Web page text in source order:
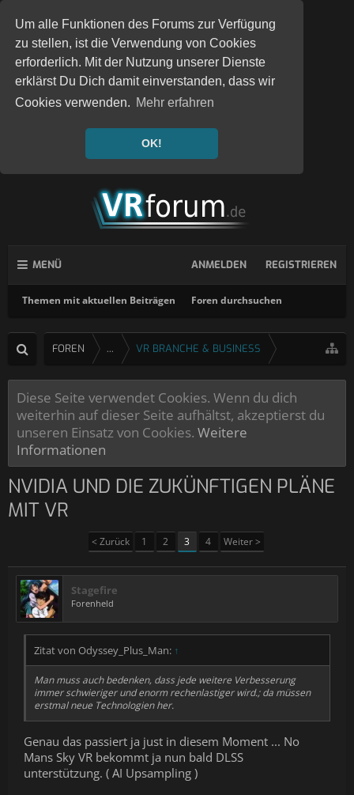
Um alle Funktionen des Forums zur Verfügung
zu stellen, ist die Verwendung von Cookies
erforderlich. Mit der Nutzung unserer Dienste
erklärst Du Dich damit einverstanden, dass wir
Cookies verwenden. Mehr erfahren
OK!
MENÜ
Themen mit aktuellen Beiträgen Foren durchsuchen
ANMELDEN REGISTRIEREN
FOREN ... VR BRANCHE & BUSINESS
Diese Seite verwendet Cookies. Wenn du dich
weiterhin auf dieser Seite aufhältst, akzeptierst du
unseren Einsatz von Cookies. Weitere
Informationen
NVIDIA UND DIE ZUKÜNFTIGEN PLÄNE
MIT VR
< Zurück 1 2 3 4 Weiter >
Stagefire
Forenheld
Zitat von Odyssey_Plus_Man: ↑
Man muss auch bedenken, dass jede weitere Verbesserung
immer schwieriger und enorm rechenlastiger wird.; da müssen
erstmal neue Technologien her.
Genau das passiert ja just in diesem Moment ... No
Mans Sky VR bekommt ja nun bald DLSS
unterstützung. ( AI Upsampling )